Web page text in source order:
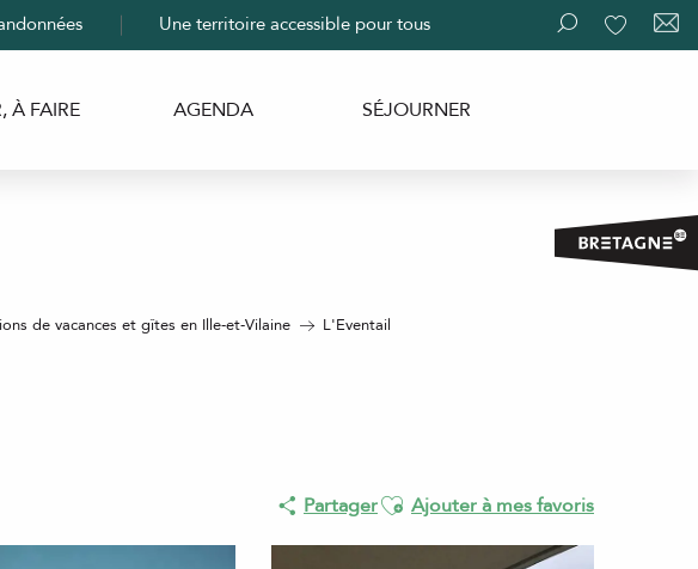
Recherche
Une territoire accessible pour tous
À FAIRE AGENDA SÉJOURNER
de vacances et gîtes en Ille-et-Vilaine L'Eventail
PartagerAjouter aux favoris
Ajouter à mes favoris